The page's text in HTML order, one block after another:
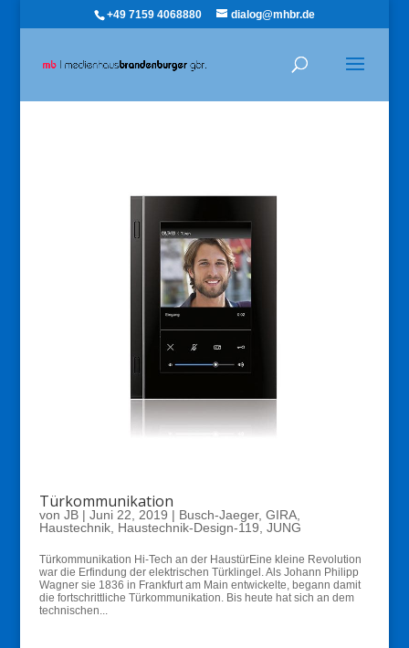
+49 7159 4068880 dialog@mhbr.de
Türkommunikation
von JB| Juni 22, 2019 | Busch-Jaeger, GIRA,
Haustechnik, Haustechnik-Design-119 JUNG
Türkommunikation Hi-Tech an der HaustürEine kleine Revolution
war die Erfindung der elektrischen Türklingel. Als Johann Philipp
Wagner sie 1836 in Frankfurt am Main entwickelte, begann damit
die fortschrittliche Türkommunikation. Bis heute hat sich an dem
technischen...